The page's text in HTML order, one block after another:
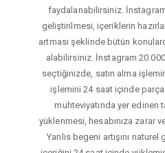
faydalanabilirsiniz.
geliştirilmesi, içeriklerin
artması şeklinde bütün
alabilirsiniz. İnstagram
seçtiğinizde, satın alma
işlemini 24 saat içinde
muhteviyatında yer edinen
yüklenmesi, hesabınıza zarar
Yanlis begeni artışını